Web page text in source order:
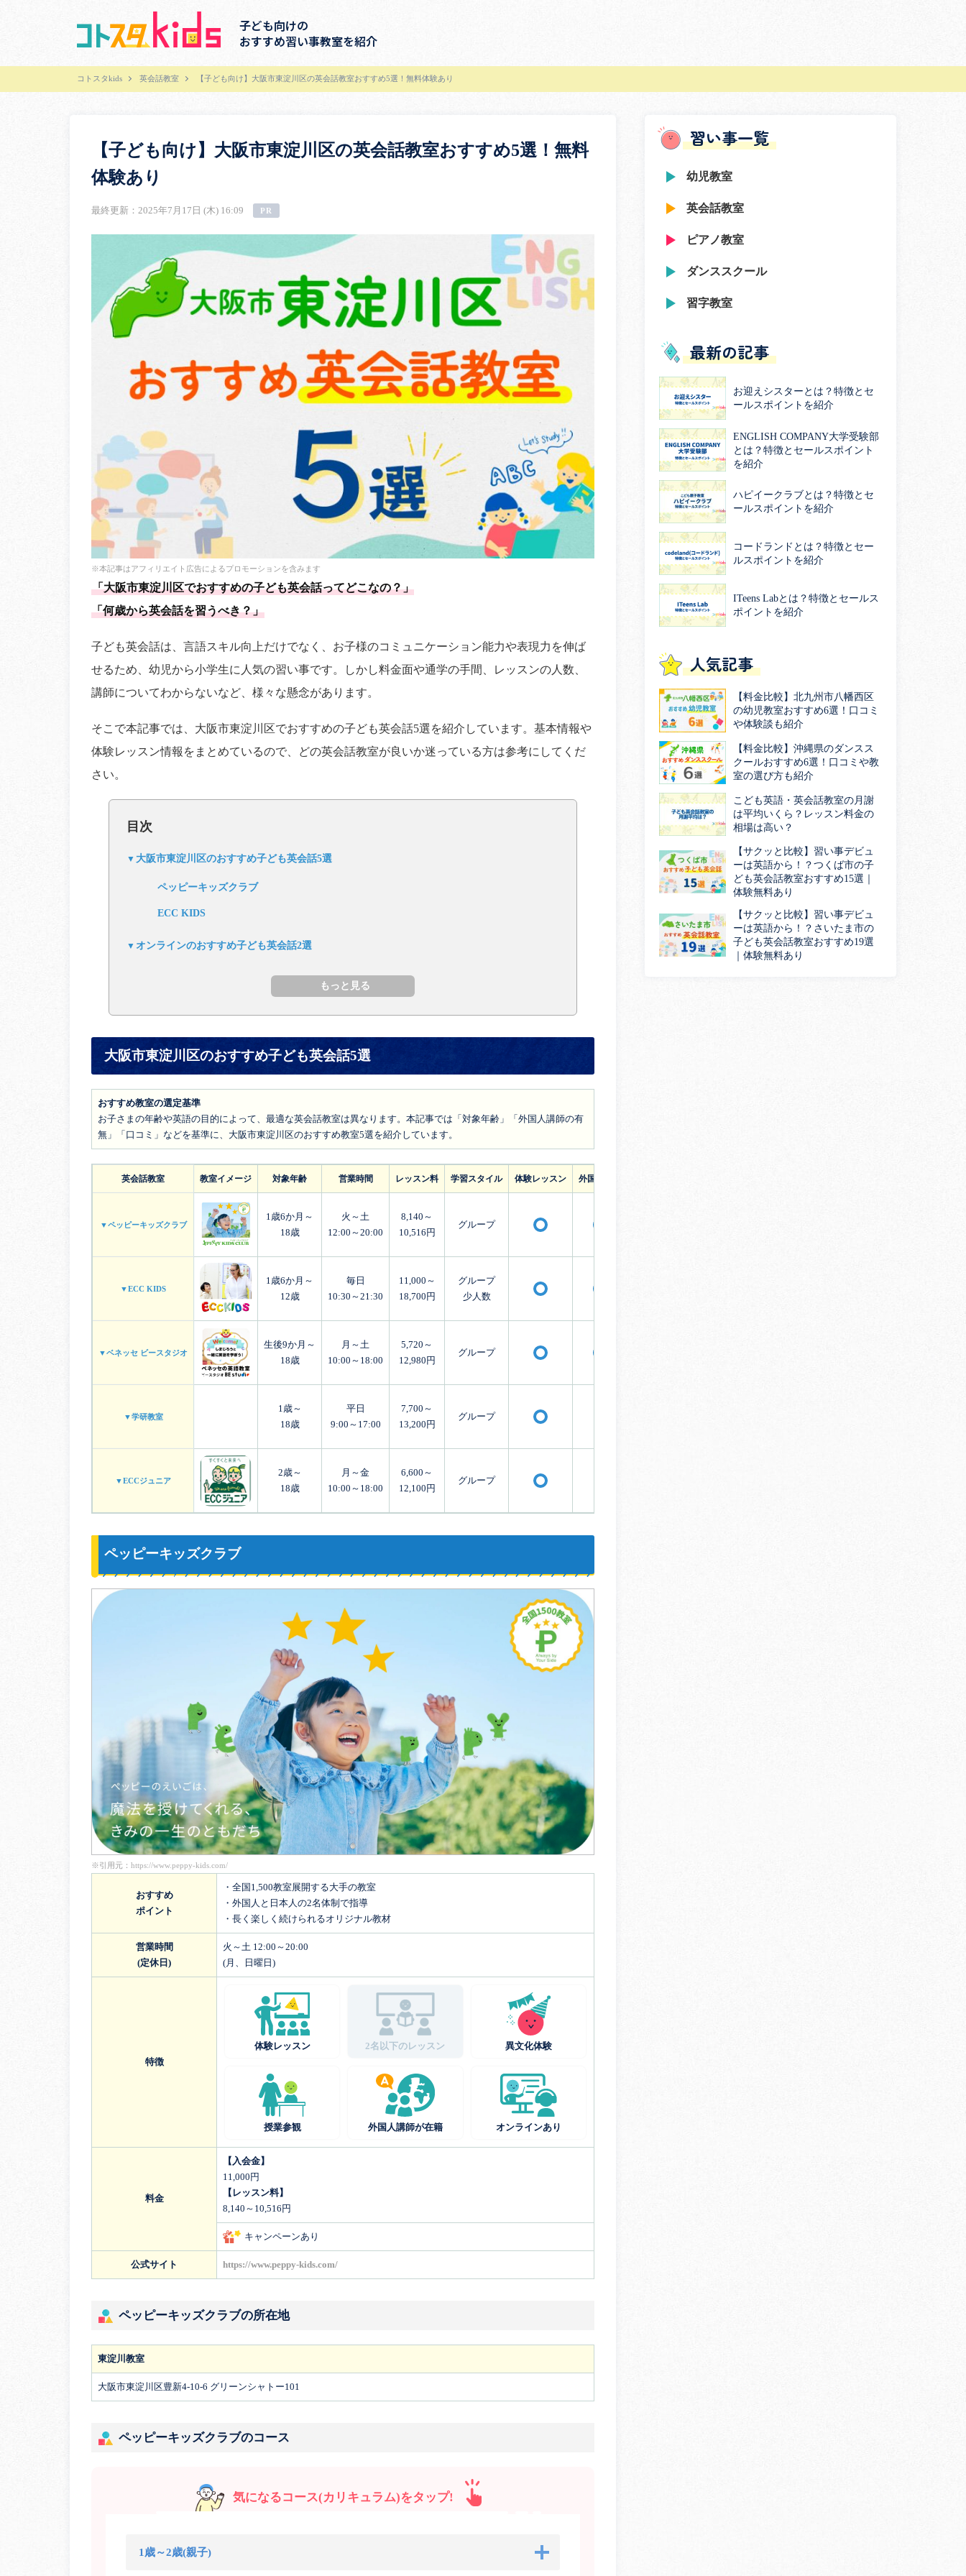
子ども向けの
おすすめ習い事教室を紹介
コトスタkids 英会話教室 【子ども向け】大阪市東淀川区の英会話教室おすすめ5選！無料体験あり
【子ども向け】大阪市東淀川区の英会話教室おすすめ5選！無料
体験あり
最終更新：2025年7月17日 (木) 16:09 PR
※本記事はアフィリエイト広告によるプロモーションを含みます
「大阪市東淀川区でおすすめの子ども英会話ってどこなの？」
「何歳から英会話を習うべき？」
子ども英会話は、言語スキル向上だけでなく、お子様のコミュニケーション能力や表現力を伸ば
せるため、幼児から小学生に人気の習い事です。しかし料金面や通学の手間、レッスンの人数、
講師についてわからないなど、様々な懸念があります。
そこで本記事では、大阪市東淀川区でおすすめの子ども英会話5選を紹介しています。基本情報や
体験レッスン情報をまとめているので、どの英会話教室が良いか迷っている方は参考にしてくだ
さい。
目次
大阪市東淀川区のおすすめ子ども英会話5選
ペッピーキッズクラブ
ECC KIDS
オンラインのおすすめ子ども英会話2選
大阪市東淀川区のおすすめ子ども英会話5選
おすすめ教室の選定基準
お子さまの年齢や英語の目的によって、最適な英会話教室は異なります。本記事では「対象年齢」「外国人講師の有
無」「口コミ」などを基準に、大阪市東淀川区のおすすめ教室5選を紹介しています。
英会話教室 教室イメージ 対象年齢 営業時間 レッスン料 学習スタイル 体験レッスン 外国人講師
▼ペッピーキッズクラブ
1歳6か月～
18歳
火～土
12:00～20:00
8,140～
10,516円
グループ
▼ECC KIDS
1歳6か月～
12歳
毎日
10:30～21:30
11,000～
18,700円
グループ
少人数
▼ベネッセ ビースタジオ
生後9か月～
18歳
月～土
10:00～18:00
5,720～
12,980円
グループ
▼学研教室
1歳～
18歳
平日
9:00～17:00
7,700～
13,200円
グループ
▼ECCジュニア
2歳～
18歳
月～金
10:00～18:00
6,600～
12,100円
グループ
ペッピーキッズクラブ
※引用元： https://www.peppy-kids.com/
おすすめ
ポイント
・全国1,500教室展開する大手の教室
・外国人と日本人の2名体制で指導
・長く楽しく続けられるオリジナル教材
営業時間
(定休日)
火～土 12:00～20:00
(月、日曜日)
特徴
体験レッスン 2名以下のレッスン 異文化体験
授業参観 外国人講師が在籍 オンラインあり
料金
【入会金】
11,000円
【レッスン料】
8,140～10,516円
キャンペーンあり
公式サイト https://www.peppy-kids.com/
ペッピーキッズクラブの所在地
東淀川教室
大阪市東淀川区豊新4-10-6 グリーンシャトー101
ペッピーキッズクラブのコース
気になるコース(カリキュラム)をタップ!
1歳～2歳(親子)
習い事一覧
幼児教室
英会話教室
ピアノ教室
ダンススクール
習字教室
最新の記事
お迎えシスターとは？特徴とセ
ールスポイントを紹介
ENGLISH COMPANY大学受験部
とは？特徴とセールスポイント
を紹介
ハピイークラブとは？特徴とセ
ールスポイントを紹介
コードランドとは？特徴とセー
ルスポイントを紹介
ITeens Labとは？特徴とセールス
ポイントを紹介
人気記事
【料金比較】北九州市八幡西区
の幼児教室おすすめ6選！口コミ
や体験談も紹介
【料金比較】沖縄県のダンスス
クールおすすめ6選！口コミや教
室の選び方も紹介
こども英語・英会話教室の月謝
は平均いくら？レッスン料金の
相場は高い？
【サクッと比較】習い事デビュ
ーは英語から！？つくば市の子
ども英会話教室おすすめ15選｜
体験無料あり
【サクッと比較】習い事デビュ
ーは英語から！？さいたま市の
子ども英会話教室おすすめ19選
｜体験無料あり